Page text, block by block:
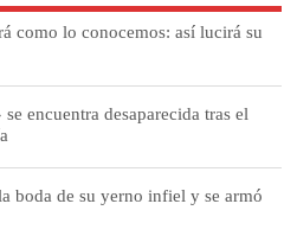
como lo conocemos: así lucirá su
encuentra desaparecida tras el
boda de su yerno infiel y se armó